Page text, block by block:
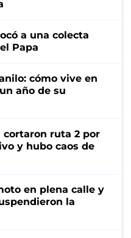
a una colecta
Papa
cómo vive en
año de su
cortaron ruta 2 por
y hubo caos de
en plena calle y
la